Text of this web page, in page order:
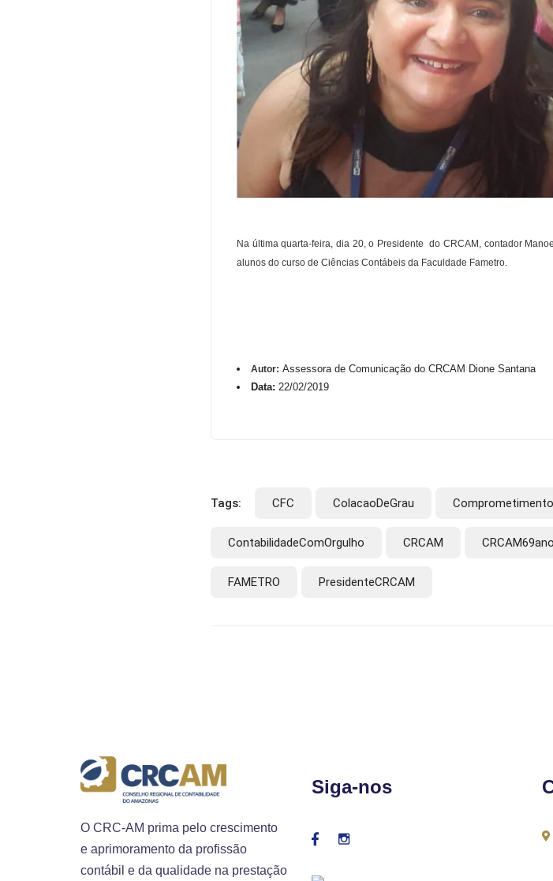
Na última quarta-feira, dia 20, o Presidente do CRCAM, contador
alunos do curso de Ciências Contábeis da Faculdade Fametro.
Autor: Assessora de Comunicação do CRCAM Dione Santana
Data: 22/02/2019
Tags: CFC ColacaoDeGrau Comprometimento
ContabilidadeComOrgulho CRCAM
FAMETRO PresidenteCRCAM
O CRC-AM prima pelo crescimento
e aprimoramento da profissão
contábil e da qualidade na prestação
Siga-nos